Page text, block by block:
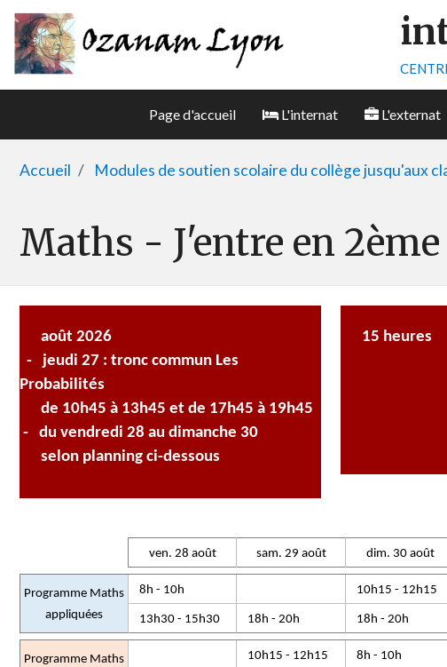
Page d'accueil L'internat L'externat
Accueil Modules de soutien scolaire du collège jusqu'aux
Maths - J'entre en 2ème
août 2026
- jeudi 27 : tronc commun Les
Probabilités
de 10h45 à 13h45 et de 17h45 à 19h45
- du vendredi 28 au dimanche 30
selon planning ci-dessous
15 heures
ven. 28 août sam. 29 août dim. 30 août
Programme Maths
appliquées
8h - 10h 10h15 - 12h15
13h30 - 15h30 18h - 20h 18h - 20h
Programme Maths
10h15 - 12h15 8h - 10h